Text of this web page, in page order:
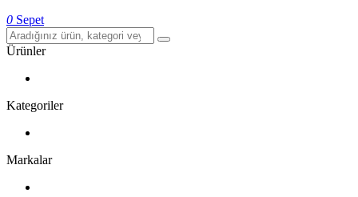
0 Sepet
Ürünler
Kategoriler
Markalar